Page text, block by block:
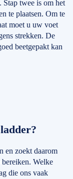
Stap twee is om het
te plaatsen. Om te
moet u uw voet
strekken. De
beetgepakt kan
en zoekt daarom
bereiken. Welke
die ons vaak